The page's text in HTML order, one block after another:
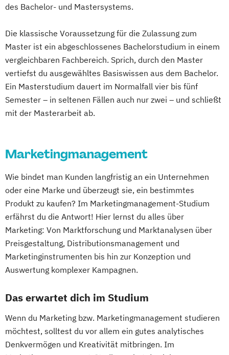
des Bachelor- und Mastersystems.
Die klassische Voraussetzung für die Zulassung zum
Master ist ein abgeschlossenes Bachelorstudium in einem
vergleichbaren Fachbereich. Sprich, durch den Master
vertiefst du ausgewähltes Basiswissen aus dem Bachelor.
Ein Masterstudium dauert im Normalfall vier bis fünf
Semester – in seltenen Fällen auch nur zwei – und schließt
mit der Masterarbeit ab.
Marketingmanagement
Wie bindet man Kunden langfristig an ein Unternehmen
oder eine Marke und überzeugt sie, ein bestimmtes
Produkt zu kaufen? Im Marketingmanagement-Studium
erfährst du die Antwort! Hier lernst du alles über
Marketing: Von Marktforschung und Marktanalysen über
Preisgestaltung, Distributionsmanagement und
Marketinginstrumenten bis hin zur Konzeption und
Auswertung komplexer Kampagnen.
Das erwartet dich im Studium
Wenn du Marketing bzw. Marketingmanagement studieren
möchtest, solltest du vor allem ein gutes analytisches
Denkvermögen und Kreativität mitbringen. Im